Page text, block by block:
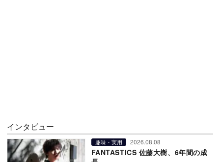
インタビュー
趣味・実用 2026.08.08
FANTASTICS 佐藤大樹、6年間の成